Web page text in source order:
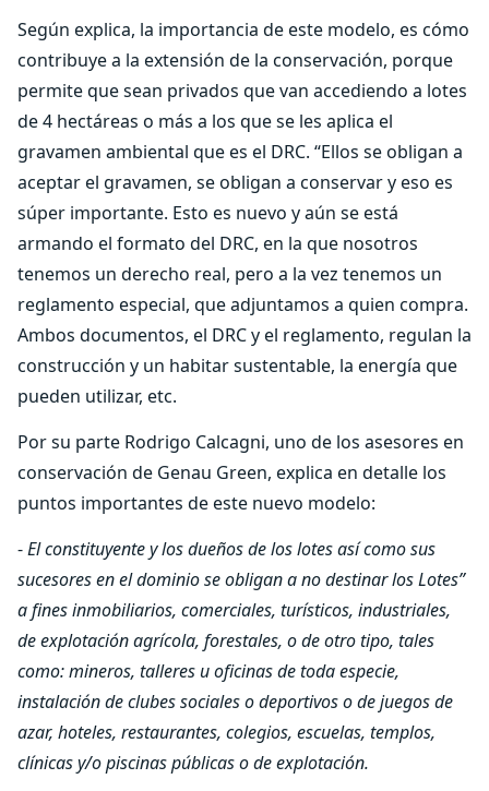
Según explica, la importancia de este modelo, es cómo
contribuye a la extensión de la conservación, porque
permite que sean privados que van accediendo a lotes
de 4 hectáreas o más a los que se les aplica el
gravamen ambiental que es el DRC. “Ellos se obligan a
aceptar el gravamen, se obligan a conservar y eso es
súper importante. Esto es nuevo y aún se está
armando el formato del DRC, en la que nosotros
tenemos un derecho real, pero a la vez tenemos un
reglamento especial, que adjuntamos a quien compra.
Ambos documentos, el DRC y el reglamento, regulan la
construcción y un habitar sustentable, la energía que
pueden utilizar, etc.
Por su parte Rodrigo Calcagni, uno de los asesores en
conservación de Genau Green, explica en detalle los
puntos importantes de este nuevo modelo:
-El constituyente y los dueños de los lotes así como sus
sucesores en el dominio se obligan a no destinar los Lotes”
a fines inmobiliarios, comerciales, turísticos, industriales,
de explotación agrícola, forestales, o de otro tipo, tales
como: mineros, talleres u oficinas de toda especie,
instalación de clubes sociales o deportivos o de juegos de
azar, hoteles, restaurantes, colegios, escuelas, templos,
clínicas y/o piscinas públicas o de explotación.